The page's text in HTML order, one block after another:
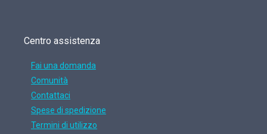
Centro assistenza
Fai una domanda
Comunità
Contattaci
Spese di spedizione
Termini di utilizzo